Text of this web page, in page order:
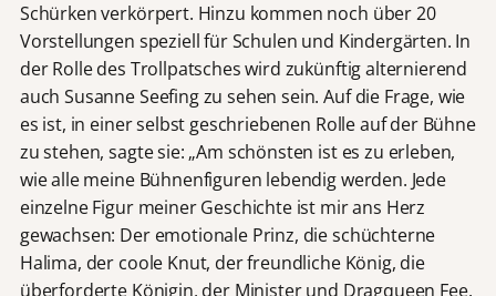
Schürken verkörpert. Hinzu kommen noch über 20
Vorstellungen speziell für Schulen und Kindergärten. In
der Rolle des Trollpatsches wird zukünftig alternierend
auch Susanne Seefing zu sehen sein. Auf die Frage, wie
es ist, in einer selbst geschriebenen Rolle auf der Bühne
zu stehen, sagte sie: „Am schönsten ist es zu erleben,
wie alle meine Bühnenfiguren lebendig werden. Jede
einzelne Figur meiner Geschichte ist mir ans Herz
gewachsen: Der emotionale Prinz, die schüchterne
Halima, der coole Knut, der freundliche König, die
überforderte Königin, der Minister und Dragqueen Fee.